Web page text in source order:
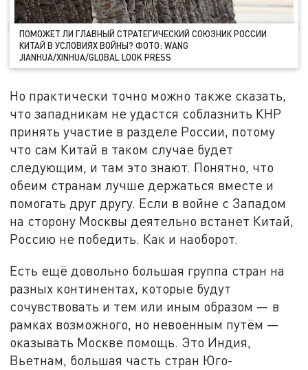
ПОМОЖЕТ ЛИ ГЛАВНЫЙ СТРАТЕГИЧЕСКИЙ СОЮЗНИК РОССИИ
КИТАЙ В УСЛОВИЯХ ВОЙНЫ? ФОТО: WANG
JIANHUA/XINHUA/GLOBAL LOOK PRESS
Но практически точно можно также сказать,
что западникам не удастся соблазнить КНР
принять участие в разделе России, потому
что сам Китай в таком случае будет
следующим, и там это знают. Понятно, что
обеим странам лучше держаться вместе и
помогать друг другу. Если в войне с Западом
на сторону Москвы деятельно встанет Китай,
Россию не победить. Как и наоборот.
Есть ещё довольно большая группа стран на
разных континентах, которые будут
сочувствовать и тем или иным образом — в
рамках возможного, но невоенным путём —
оказывать Москве помощь. Это Индия,
Вьетнам, большая часть стран Юго-